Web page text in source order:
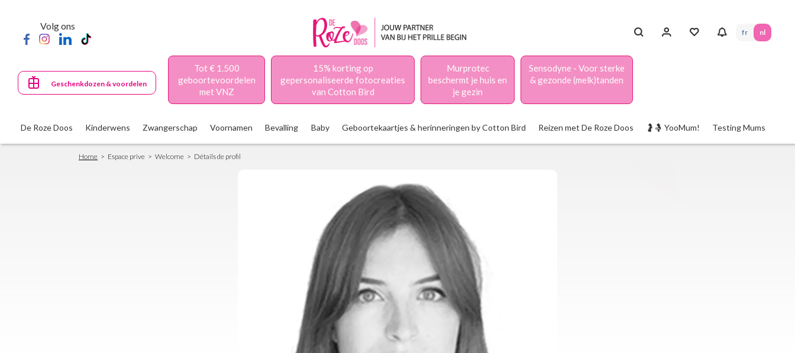
content
Volg ons
fr nl
Geschenkdozen & voordelen
Tot € 1.500
geboortevoordelen
met VNZ
15% korting op
gepersonaliseerde fotocreaties
van Cotton Bird
Murprotec
beschermt je huis en
je gezin
Sensodyne - Voor sterke
& gezonde (melk)tanden
De Roze Doos Kinderwens Zwangerschap Voornamen Bevalling Baby Geboortekaartjes & herinneringen by Cotton Bird Reizen met De Roze Doos 🤰🤱 YooMum! Testing Mums
Breadcrumb
Home Espace prive Welcome Détails de profil